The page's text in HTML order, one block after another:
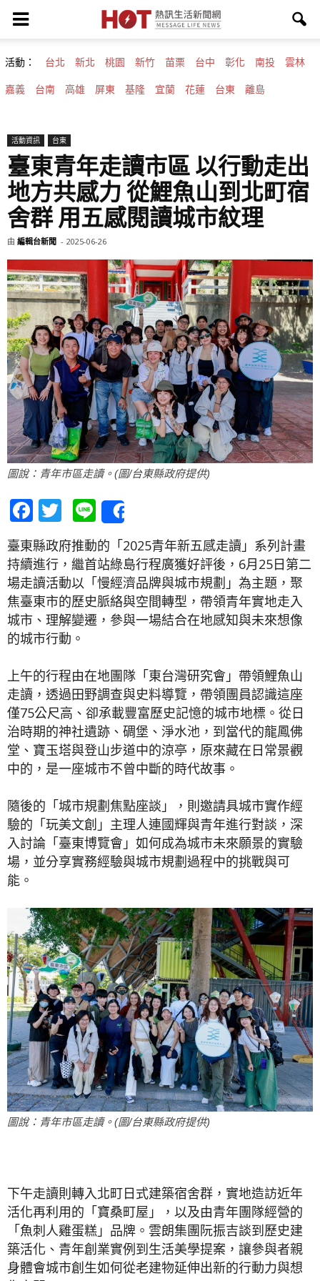
活動： 台北 新北 桃園 新竹 苗栗 台中 彰化 南投 雲林
嘉義 台南 高雄 屏東 基隆 宜蘭 花蓮 台東 離島
活動資訊 台東
臺東青年走讀市區 以行動走出
地方共感力 從鯉魚山到北町宿
舍群 用五感閱讀城市紋理
由 編輯台新聞 - 2025-06-26
圖說：青年市區走讀。(圖/台東縣政府提供)
Facebook
Twitter
Line
臺東縣政府推動的「2025青年新五感走讀」系列計畫
持續進行，繼首站綠島行程廣獲好評後，6月25日第二
場走讀活動以「慢經濟品牌與城市規劃」為主題，聚
焦臺東市的歷史脈絡與空間轉型，帶領青年實地走入
城市、理解變遷，參與一場結合在地感知與未來想像
的城市行動。
上午的行程由在地團隊「東台灣研究會」帶領鯉魚山
走讀，透過田野調查與史料導覽，帶領團員認識這座
僅75公尺高、卻承載豐富歷史記憶的城市地標。從日
治時期的神社遺跡、碉堡、淨水池，到當代的龍鳳佛
堂、寶玉塔與登山步道中的涼亭，原來藏在日常景觀
中的，是一座城市不曾中斷的時代故事。
隨後的「城市規劃焦點座談」，則邀請具城市實作經
驗的「玩美文創」主理人連國輝與青年進行對談，深
入討論「臺東博覽會」如何成為城市未來願景的實驗
場，並分享實務經驗與城市規劃過程中的挑戰與可
能。
圖說：青年市區走讀。(圖/台東縣政府提供)
下午走讀則轉入北町日式建築宿舍群，實地造訪近年
活化再利用的「寶桑町屋」，以及由青年團隊經營的
「魚刺人雞蛋糕」品牌。雲朗集團阮振吉談到歷史建
築活化、青年創業實例到生活美學提案，讓參與者親
身體會城市創生如何從老建物延伸出新的行動力與想